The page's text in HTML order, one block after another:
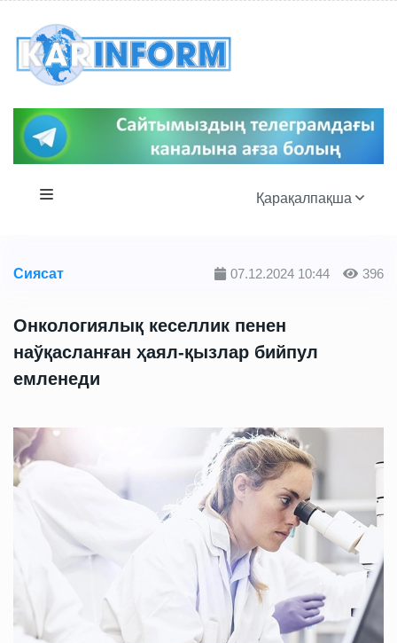
Қарақалпақша
Сиясат 07.12.2024 10:44 396
Онкологиялық кеселлик пенен
наўқасланған ҳаял-қызлар бийпул
емленеди